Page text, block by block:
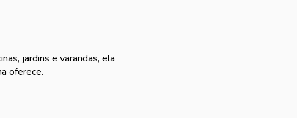
jardins e varandas, ela
oferece.